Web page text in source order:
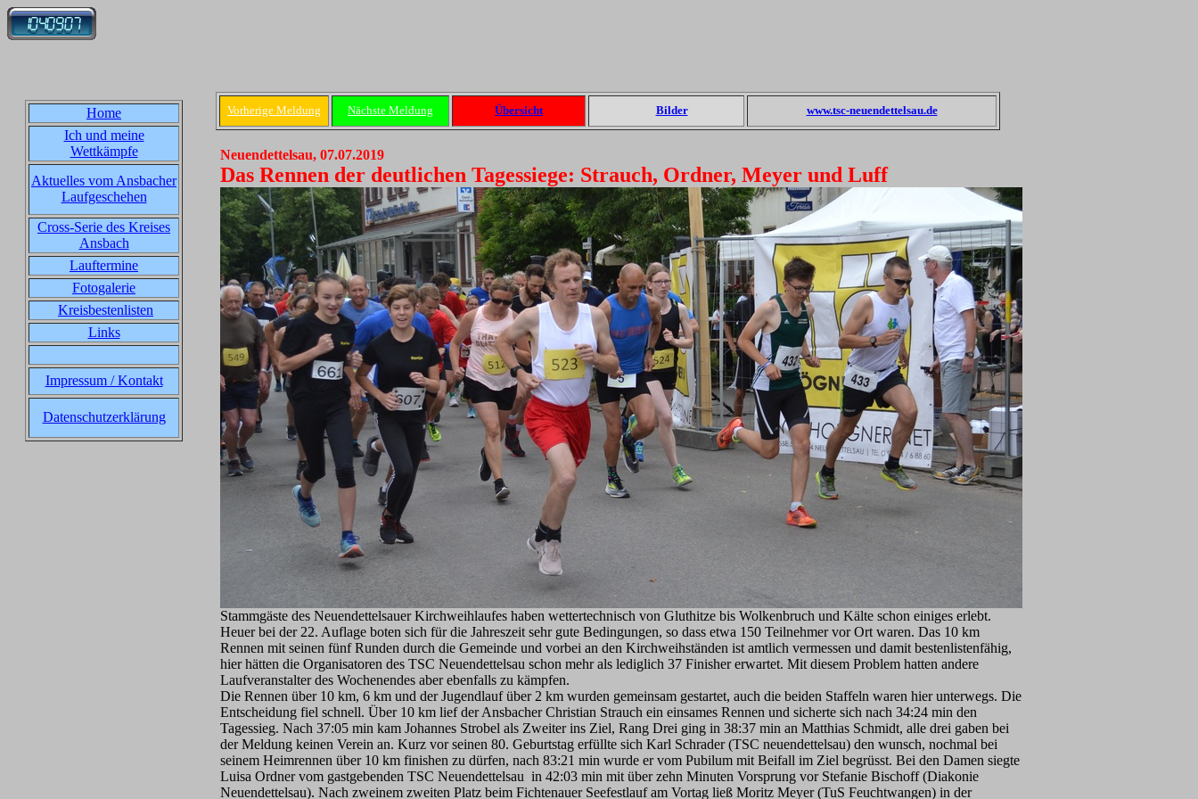
Home
Ich und meine
Wettkämpfe
Aktuelles vom Ansbacher
Laufgeschehen
Cross-Serie des Kreises
Ansbach
Lauftermine
Fotogalerie
Kreisbestenlisten
Links
Impressum / Kontakt
Datenschutzerklärung
Vorherige Meldung Nächste Meldung Übersicht Bilder www.tsc-neuendettelsau.de
Neuendettelsau, 07.07.2019
Das Rennen der deutlichen Tagessiege: Strauch, Ordner, Meyer und Luff
Stammgäste des Neuendettelsauer Kirchweihlaufes haben wettertechnisch von Gluthitze bis Wolkenbruch und Kälte schon einiges erlebt.
Heuer bei der 22. Auflage boten sich für die Jahreszeit sehr gute Bedingungen, so dass etwa 150 Teilnehmer vor Ort waren. Das 10 km
Rennen mit seinen fünf Runden durch die Gemeinde und vorbei an den Kirchweihständen ist amtlich vermessen und damit bestenlistenfähig,
hier hätten die Organisatoren des TSC Neuendettelsau schon mehr als lediglich 37 Finisher erwartet. Mit diesem Problem hatten andere
Laufveranstalter des Wochenendes aber ebenfalls zu kämpfen.
Die Rennen über 10 km, 6 km und der Jugendlauf über 2 km wurden gemeinsam gestartet, auch die beiden Staffeln waren hier unterwegs. Die
Entscheidung fiel schnell. Über 10 km lief der Ansbacher Christian Strauch ein einsames Rennen und sicherte sich nach 34:24 min den
Tagessieg. Nach 37:05 min kam Johannes Strobel als Zweiter ins Ziel, Rang Drei ging in 38:37 min an Matthias Schmidt, alle drei gaben bei
der Meldung keinen Verein an. Kurz vor seinen 80. Geburtstag erfüllte sich Karl Schrader (TSC neuendettelsau) den wunsch, nochmal bei
seinem Heimrennen über 10 km finishen zu dürfen, nach 83:21 min wurde er vom Pubilum mit Beifall im Ziel begrüsst. Bei den Damen siegte
Luisa Ordner vom gastgebenden TSC Neuendettelsau in 42:03 min mit über zehn Minuten Vorsprung vor Stefanie Bischoff (Diakonie
Neuendettelsau). Nach zweinem zweiten Platz beim Fichtenauer Seefestlauf am Vortag ließ Moritz Meyer (TuS Feuchtwangen) in der